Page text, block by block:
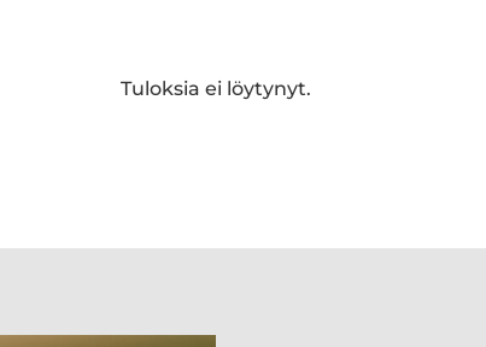
Tuloksia ei löytynyt.